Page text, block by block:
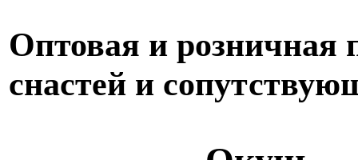
Оптовая и розничная
снастей и